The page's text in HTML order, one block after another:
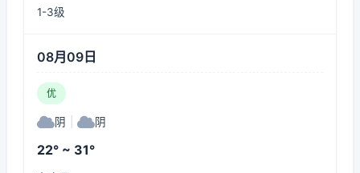
1-3级
08月09日
优
阴 阴
22° ~ 31°